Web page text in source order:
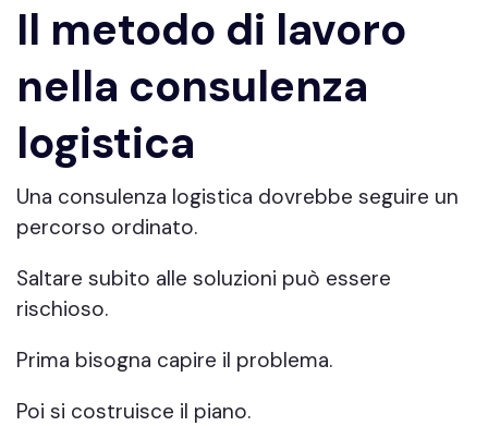
Il metodo di lavoro
nella consulenza
logistica
Una consulenza logistica dovrebbe seguire un
percorso ordinato.
Saltare subito alle soluzioni può essere
rischioso.
Prima bisogna capire il problema.
Poi si costruisce il piano.